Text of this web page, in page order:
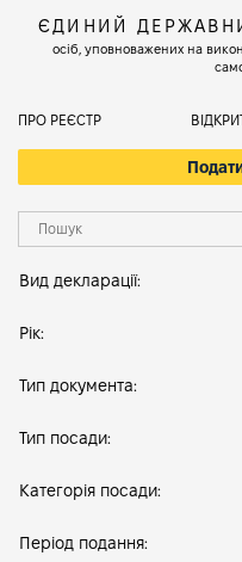
ЄДИНИЙ
осіб, уповноважених на
ПРО РЕЄСТР
Вид декларації:
Рік:
Тип документа:
Тип посади:
Категорія посади:
Період подання: